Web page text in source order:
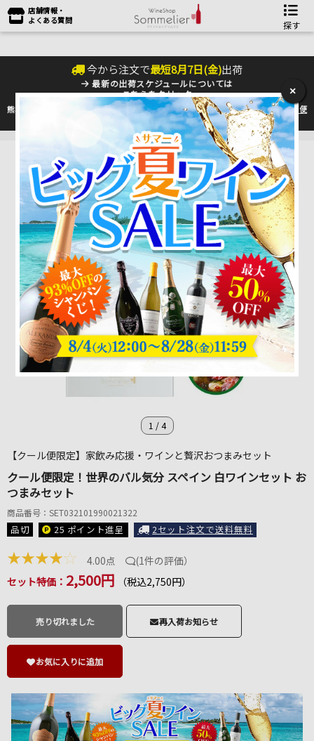
店舗情報・
よくある質問
探す
今から注文で最短8月7日(金)出荷
最新の出荷スケジュールについては
こちらをクリック
熊本地震の影響により九州への配送に遅れが生じております。最新情報は佐川急便
のHP
をご確認下さい。
1 /4
【クール便限定】家飲み応援・ワインと贅沢おつまみセット
クール便限定！世界のバル気分 スペイン 白ワインセット お
つまみセット
商品番号：SET032101990021322
品切 25 ポイント進呈 2セット注文で送料無料
★★★★☆ 4.00点 (1件の評価）
セット特価： 2,500円 （税込2,750円）
売り切れました 再入荷お知らせ
お気に入りに追加
×